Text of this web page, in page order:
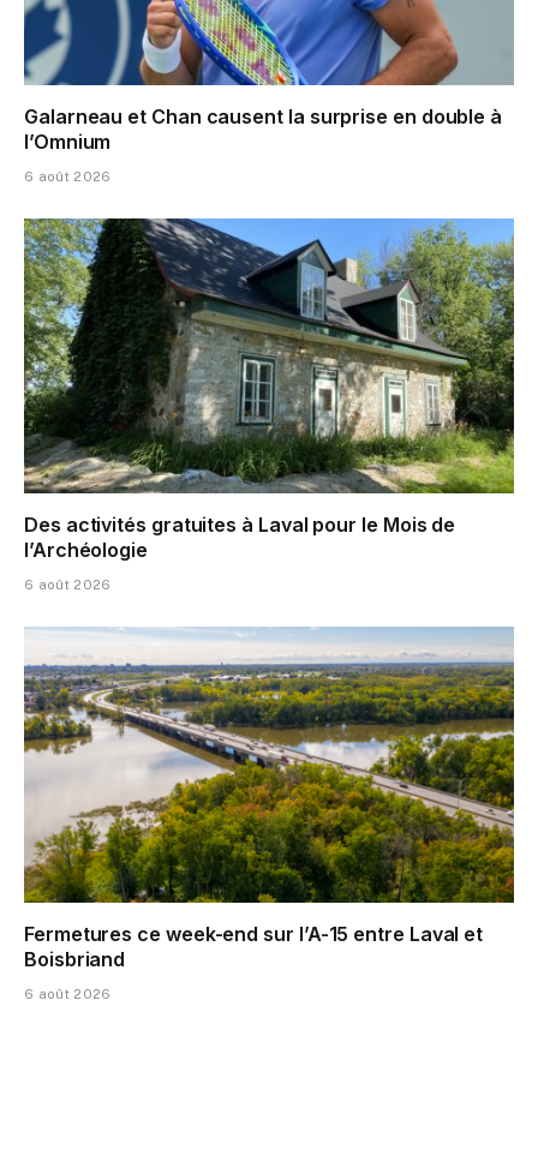
Galarneau et Chan causent la surprise en double à
l’Omnium
6 août 2026
Des activités gratuites à Laval pour le Mois de
l’Archéologie
6 août 2026
Fermetures ce week-end sur l’A-15 entre Laval et
Boisbriand
6 août 2026